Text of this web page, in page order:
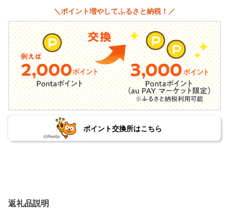
＼ポイント増やしてふるさと納税！／
ポイント交換所はこちら
返礼品説明